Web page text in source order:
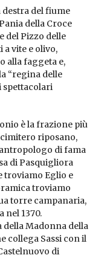
del fiume
della Croce
del Pizzo delle
a vite e olivo,
alla faggeta e,
“regina delle
spettacolari
è la frazione più
riposano,
di fama
di Pasquigliora
troviamo Eglio e
troviamo
torre campanaria,
nel 1370.
della Madonna della
collega Sassi con il
di